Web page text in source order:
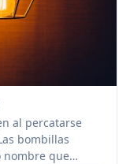
al percatarse
bombillas
nombre que